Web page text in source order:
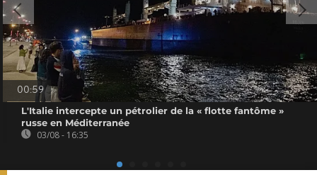
00:59
L'Italie intercepte un pétrolier de la « flotte fantôme »
russe en Méditerranée
03/08 - 16:35